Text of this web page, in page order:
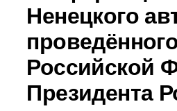
Ненецкого
Российской
Президента